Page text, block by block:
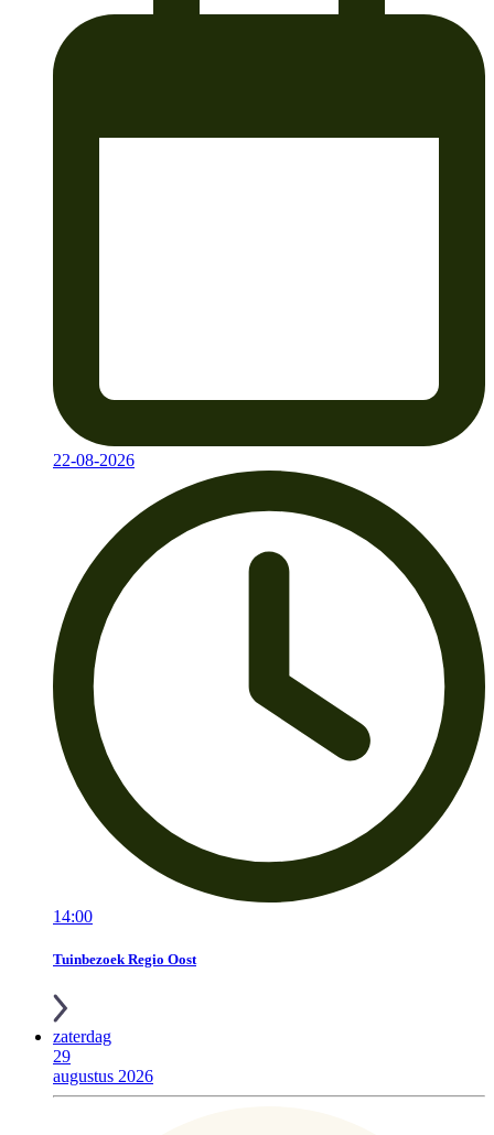
22-08-2026
14:00
Tuinbezoek Regio Oost
zaterdag
29
augustus 2026